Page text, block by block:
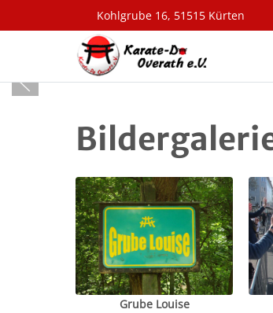
Kohlgrube 16, 51515 Kürten
Grube Louise